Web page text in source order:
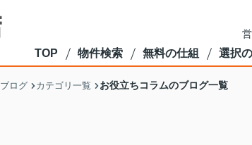
TOP 物件検索 無料の仕組 選択
ブログ カテゴリ一覧 お役立ちコラムのブログ一覧